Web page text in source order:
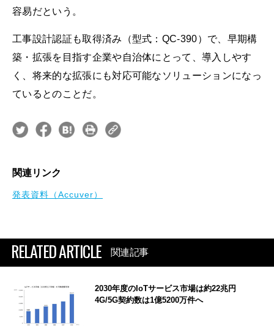
容易だという。
工事設計認証も取得済み（型式：QC-390）で、早期構
築・拡張を目指す企業や自治体にとって、導入しやす
く、将来的な拡張にも対応可能なソリューションになっ
ているとのことだ。
関連リンク
発表資料（Accuver）
RELATED ARTICLE 関連記事
2030年度のIoTサービス市場は約22兆円
4G/5G契約数は1億5200万件へ